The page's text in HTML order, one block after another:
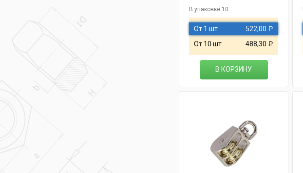
В упаковке 10
От 1 шт 522,00 Р
От 10 шт 488,30 Р
В КОРЗИНУ